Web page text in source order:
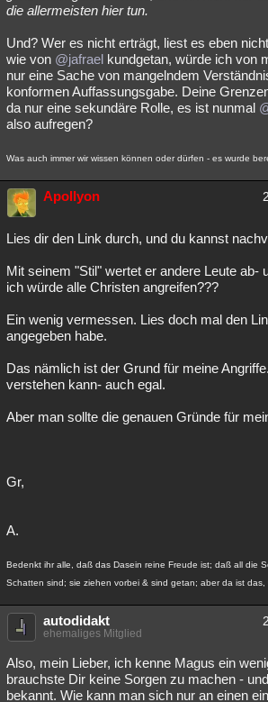
die allermeisten hier tun.
Und? Wer es nicht erträgt, liest es eben
wie von @jafrael kundgetan, würde ich von
nur eine Sache von mangelndem
konformen Auffassungsgabe. Deine
da nur eine sekundäre Rolle, es ist nunmal
also aufregen?
Was auch immer wir wissen können oder dürfen - es wurde
Apollyon
Lies dir den Link durch, und du kannst
Mit seinem "Stil" wertet er andere Leute ab-
ich würde alle Christen angreifen???
Ein wenig vermessen. Lies doch mal den
angegeben habe.
Das nämlich ist der Grund für meine
verstehen kann- auch egal.
Aber man sollte die genauen Gründe für
Gr,
A.
Bedenkt ihr alle, daß das Dasein reine Freude ist; daß all die
Schatten sind; sie ziehen vorbei & sind getan; aber da ist das,
autodidakt
ehemaliges Mitglied
Also, mein Lieber, ich kenne Magus ein
brauchste Dir keine Sorgen zu machen -
bekannt. Wie kann man sich nur an einen